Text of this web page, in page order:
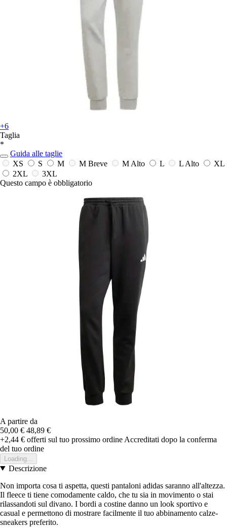
+6
Taglia
*
Guida alle taglie
XS
S M M Breve M Alto L L Alto
XL
2XL
3XL
Questo campo è obbligatorio
A partire da
50,00 € 48,89 €
+2,44 € offerti sul tuo prossimo ordine Accreditati dopo la conferma
del tuo ordine
Loading...
Descrizione
Non importa cosa ti aspetta, questi pantaloni adidas saranno all'altezza.
Il fleece ti tiene comodamente caldo, che tu sia in movimento o stai
rilassandoti sul divano. I bordi a costine danno un look sportivo e
casual e permettono di mostrare facilmente il tuo abbinamento calze-
sneakers preferito.